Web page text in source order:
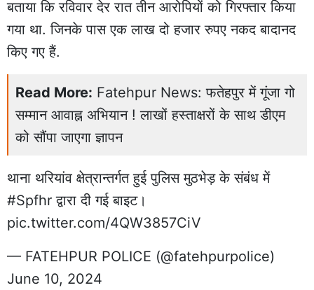
बताया कि रविवार देर रात तीन आरोपियों को गिरफ्तार किया
गया था. जिनके पास एक लाख दो हजार रुपए नकद बादानद
किए गए हैं.
Read More: Fatehpur News: फतेहपुर में गूंजा गो
सम्मान आवाह्न अभियान ! लाखों हस्ताक्षरों के साथ डीएम
को सौंपा जाएगा ज्ञापन
थाना थरियांव क्षेत्रान्तर्गत हुई पुलिस मुठभेड़ के संबंध में
#Spfhr द्वारा दी गई बाइट।
pic.twitter.com/4QW3857CiV
— FATEHPUR POLICE (@fatehpurpolice)
June 10, 2024